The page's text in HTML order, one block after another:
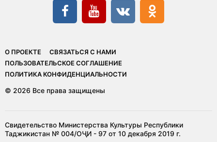
О ПРОЕКТЕ
СВЯЗАТЬСЯ С НАМИ
ПОЛЬЗОВАТЕЛЬСКОЕ СОГЛАШЕНИЕ
ПОЛИТИКА КОНФИДЕНЦИАЛЬНОСТИ
© 2026 Все права защищены
Свидетельство Министерства Культуры Республики
Таджикистан № 004/ОҶИ - 97 от 10 декабря 2019 г.